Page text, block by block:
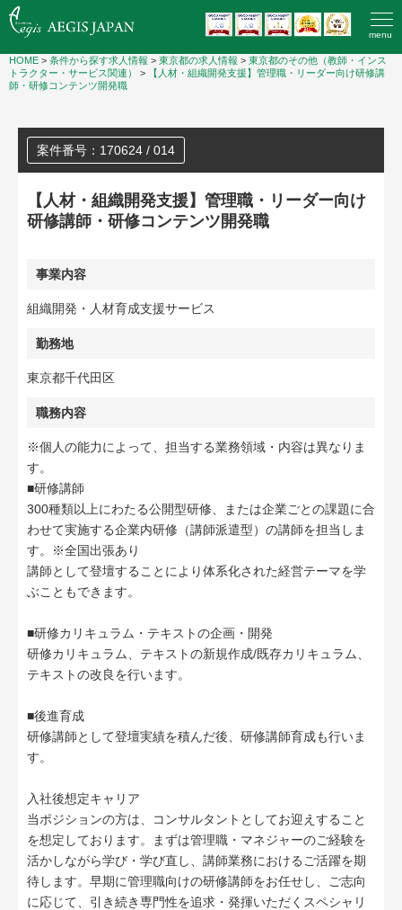
menu
HOME > 条件から探す求人情報 > 東京都の求人情報 > 東京都のその他（教師・インス
トラクター・サービス関連）
>
【人材・組織開発支援】管理職・リーダー向け研修講
師・研修コンテンツ開発職
案件番号：170624 / 014
【人材・組織開発支援】管理職・リーダー向け
研修講師・研修コンテンツ開発職
事業内容
組織開発・人材育成支援サービス
勤務地
東京都千代田区
職務内容
※個人の能力によって、担当する業務領域・内容は異なりま
す。
■研修講師
300種類以上にわたる公開型研修、または企業ごとの課題に合
わせて実施する企業内研修（講師派遣型）の講師を担当しま
す。※全国出張あり
講師として登壇することにより体系化された経営テーマを学
ぶこともできます。
■研修カリキュラム・テキストの企画・開発
研修カリキュラム、テキストの新規作成/既存カリキュラム、
テキストの改良を行います。
■後進育成
研修講師として登壇実績を積んだ後、研修講師育成も行いま
す。
入社後想定キャリア
当ポジションの方は、コンサルタントとしてお迎えすること
を想定しております。まずは管理職・マネジャーのご経験を
活かしながら学び・学び直し、講師業務におけるご活躍を期
待します。早期に管理職向けの研修講師をお任せし、ご志向
に応じて、引き続き専門性を追求・発揮いただくスペシャリ